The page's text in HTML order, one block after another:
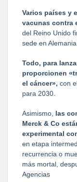
Varios países y
vacunas contra
del Reino Unido
sede en Alemania.
Todo, para
proporcionen
el cáncer», con
para 2030.
Asimismo, las
Merck & Co
experimental
en etapa
recurrencia o
más mortal,
Agencias